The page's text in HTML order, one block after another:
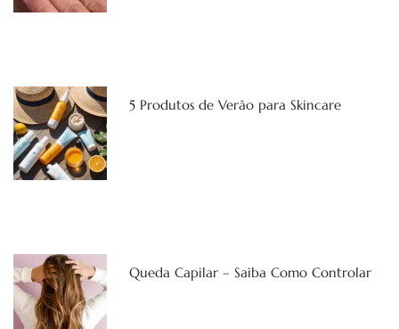
5 Produtos de Verão para Skincare
Queda Capilar – Saiba Como Controlar